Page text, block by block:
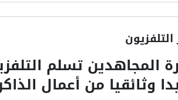
التلفزيون
المجاهدين تسلم
وثائقيا من أعمال